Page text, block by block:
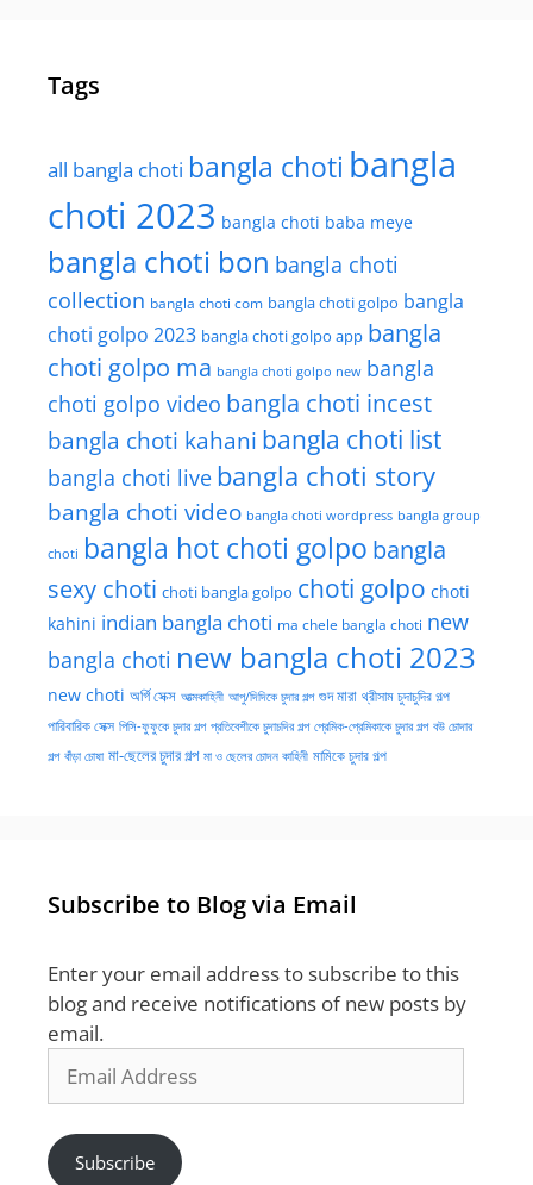
Tags
all bangla choti bangla choti bangla
choti 2023 bangla choti baba meye
bangla choti bon bangla choti
collection bangla choti com bangla choti golpo bangla
choti golpo 2023 bangla choti golpo app bangla
choti golpo ma bangla choti golpo new bangla
choti golpo video bangla choti incest
bangla choti kahani bangla choti list
bangla choti live bangla choti story
bangla choti video bangla choti wordpress bangla group
choti bangla hot choti golpo bangla
sexy choti choti bangla golpo choti golpo choti
kahini indian bangla choti ma chele bangla choti new
bangla choti new bangla choti 2023
new choti অর্গি সেক্স আত্মকাহিনী আপু/দিদিকে চুদার গল্প গুদ মারা থ্রীসাম চুদাচুদির গল্প
পারিবারিক সেক্স পিসি-ফুফুকে চুদার গল্প প্রতিবেশীকে চুদাচদির গল্প প্রেমিক-প্রেমিকাকে চুদার গল্প বউ চোদার
গল্প বাঁড়া চোষা মা-ছেলের চুদার গল্প মা ও ছেলের চোদন কাহিনী মামিকে চুদার গল্প
Subscribe to Blog via Email
Enter your email address to subscribe to this
blog and receive notifications of new posts by
email.
Address
Subscribe